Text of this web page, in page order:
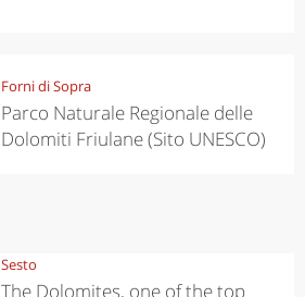
Forni di Sopra
Parco Naturale Regionale delle
Dolomiti Friulane (Sito UNESCO)
Sesto
The Dolomites, one of the top